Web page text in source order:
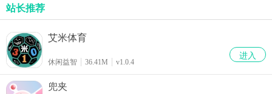
站长推荐
艾米体育
休闲益智 36.41M v1.0.4
进入
兜夹